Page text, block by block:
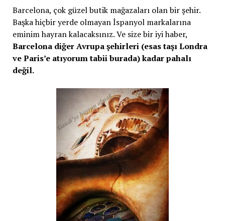
Barcelona, çok güzel butik mağazaları olan bir şehir.
Başka hiçbir yerde olmayan İspanyol markalarına
eminim hayran kalacaksınız. Ve size bir iyi haber,
Barcelona diğer Avrupa şehirleri (esas taşı Londra
ve Paris’e atıyorum tabii burada) kadar pahalı
değil.